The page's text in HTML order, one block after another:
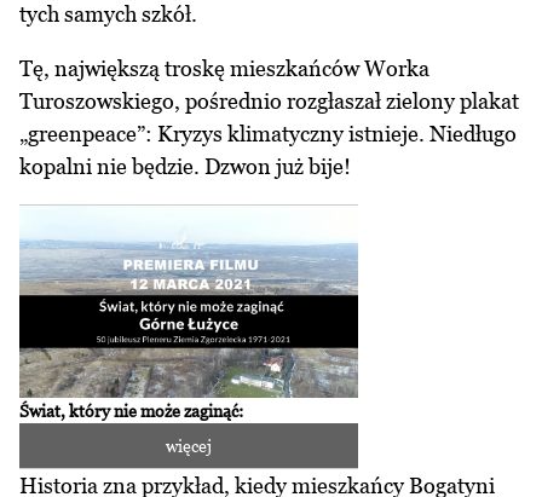
tych samych szkół.
Tę, największą troskę mieszkańców Worka
Turoszowskiego, pośrednio rozgłaszał zielony plakat
„greenpeace”: Kryzys klimatyczny istnieje. Niedługo
kopalni nie będzie. Dzwon już bije!
Świat, który nie może zaginąć:
więcej
Historia zna przykład, kiedy mieszkańcy Bogatyni